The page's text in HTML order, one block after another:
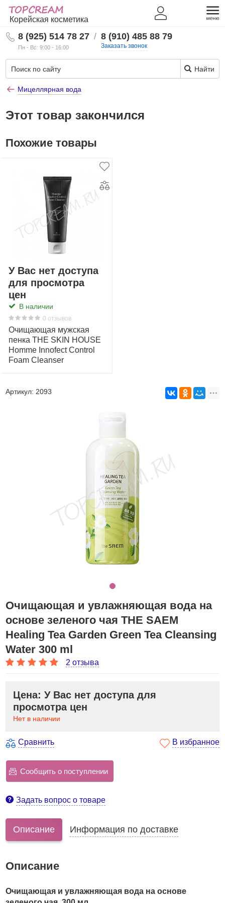
Корейская косметика
8 (925) 514 78 27
Пн - Вс: 9:00 - 16:00
/ 8 (910) 485 88 79
Заказать звонок
Найти
Мицеллярная вода
Этот товар закончился
Похожие товары
У Вас нет доступа
для просмотра
цен
В наличии
0 отзывов
Очищающая мужская
пенка THE SKIN HOUSE
Homme Innofect Control
Foam Cleanser
Артикул: 2093
Очищающая и увлажняющая вода на
основе зеленого чая THE SAEM
Healing Tea Garden Green Tea Cleansing
Water 300 ml
2 отзыва
Цена: У Вас нет доступа для
просмотра цен
Нет в наличии
Сравнить В избранное
Сообщить о поступлении
Задать вопрос о товаре
Описание Информация по доставке
Описание
Очищающая и увлажняющая вода на основе